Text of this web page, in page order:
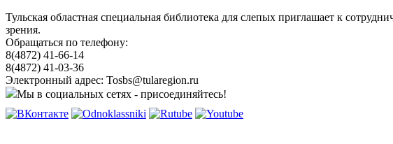
Тульская областная специальная библиотека для слепых приглашает к
зрения.
Обращаться по телефону:
8(4872) 41-66-14
8(4872) 41-03-36
Электронный адрес: Tosbs@tularegion.ru
Мы в социальных сетях - присоединяйтесь!